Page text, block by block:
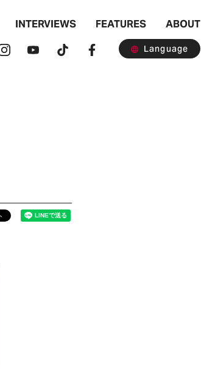
INTERVIEWS FEATURES ABOUT
Language